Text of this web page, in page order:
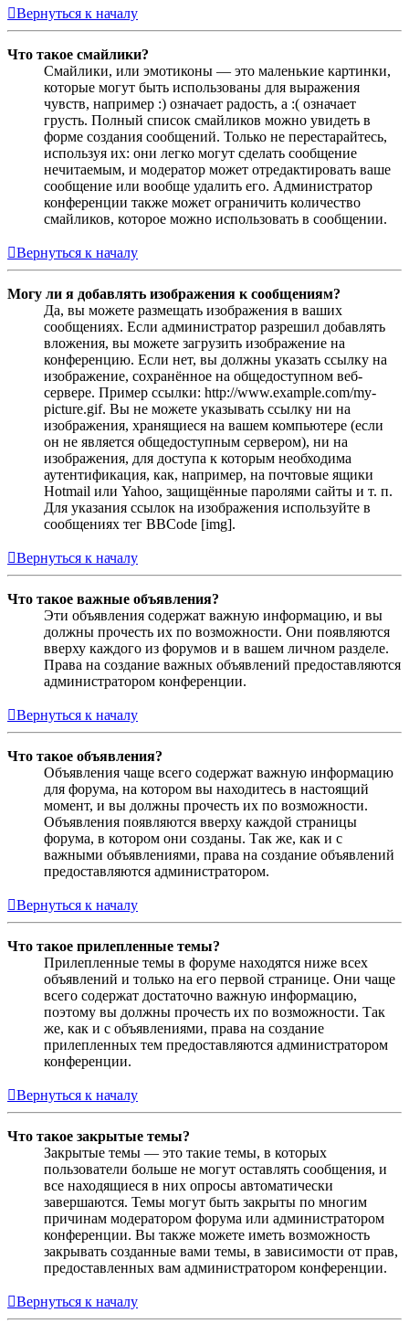
Вернуться к началу
Что такое смайлики?
Смайлики, или эмотиконы — это маленькие картинки,
которые могут быть использованы для выражения
чувств, например :) означает радость, а :( означает
грусть. Полный список смайликов можно увидеть в
форме создания сообщений. Только не перестарайтесь,
используя их: они легко могут сделать сообщение
нечитаемым, и модератор может отредактировать ваше
сообщение или вообще удалить его. Администратор
конференции также может ограничить количество
смайликов, которое можно использовать в сообщении.
Вернуться к началу
Могу ли я добавлять изображения к сообщениям?
Да, вы можете размещать изображения в ваших
сообщениях. Если администратор разрешил добавлять
вложения, вы можете загрузить изображение на
конференцию. Если нет, вы должны указать ссылку на
изображение, сохранённое на общедоступном веб-
сервере. Пример ссылки: http://www.example.com/my-
picture.gif. Вы не можете указывать ссылку ни на
изображения, хранящиеся на вашем компьютере (если
он не является общедоступным сервером), ни на
изображения, для доступа к которым необходима
аутентификация, как, например, на почтовые ящики
Hotmail или Yahoo, защищённые паролями сайты и т. п.
Для указания ссылок на изображения используйте в
сообщениях тег BBCode [img].
Вернуться к началу
Что такое важные объявления?
Эти объявления содержат важную информацию, и вы
должны прочесть их по возможности. Они появляются
вверху каждого из форумов и в вашем личном разделе.
Права на создание важных объявлений предоставляются
администратором конференции.
Вернуться к началу
Что такое объявления?
Объявления чаще всего содержат важную информацию
для форума, на котором вы находитесь в настоящий
момент, и вы должны прочесть их по возможности.
Объявления появляются вверху каждой страницы
форума, в котором они созданы. Так же, как и с
важными объявлениями, права на создание объявлений
предоставляются администратором.
Вернуться к началу
Что такое прилепленные темы?
Прилепленные темы в форуме находятся ниже всех
объявлений и только на его первой странице. Они чаще
всего содержат достаточно важную информацию,
поэтому вы должны прочесть их по возможности. Так
же, как и с объявлениями, права на создание
прилепленных тем предоставляются администратором
конференции.
Вернуться к началу
Что такое закрытые темы?
Закрытые темы — это такие темы, в которых
пользователи больше не могут оставлять сообщения, и
все находящиеся в них опросы автоматически
завершаются. Темы могут быть закрыты по многим
причинам модератором форума или администратором
конференции. Вы также можете иметь возможность
закрывать созданные вами темы, в зависимости от прав,
предоставленных вам администратором конференции.
Вернуться к началу